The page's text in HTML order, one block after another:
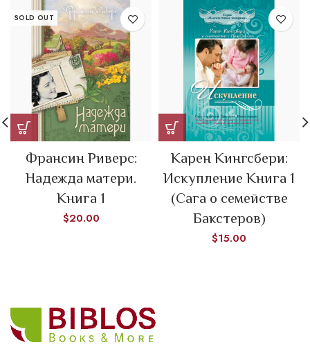
SOLD OUT
Франсин Риверс:
Надежда матери.
Книга 1
$20.00
Карен Кингсбери:
Искупление Книга 1
(Сага о семействе
Бакстеров)
$15.00